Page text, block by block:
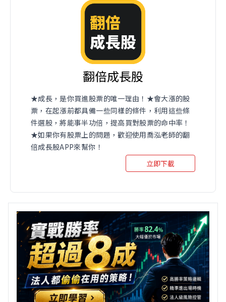
翻倍成長股
★成長，是你買進股票的唯一理由！★會大漲的股
票，在起漲前都具備一些同樣的條件，利用這些條
件選股，將能事半功倍，提高買對股票的命中率！
★如果你有股票上的問題，歡迎使用喬泓老師的翻
倍成長股APP來幫你！
立即下載